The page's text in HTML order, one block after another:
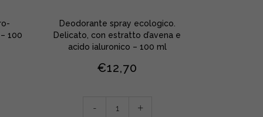
100
Deodorante spray ecologico.
Delicato, con estratto d’avena e
acido ialuronico – 100 ml
€12,70
- +